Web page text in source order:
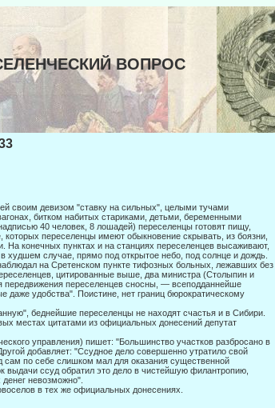
ВОПРОС
своим девизом "ставку на сильных", целыми тучами
битком набитых стариками, детьми, беременными
40 человек, 8 лошадей) переселенцы готовят пищу,
переселенцы имеют обыкновение скрывать, из боязни,
На конечных пунктах и на станциях переселенцев высаживают,
худшем случае, прямо под открытое небо, под солнце и дождь.
на Сретенском пункте тифозных больных, лежавших без
цитированные выше, два министра (Столыпин и
переселенцев сносны, — всеподданнейше
удобства". Поистине, нет границ бюрократическому
беднейшие пересе­ленцы не находят счастья и в Сибири.
местах цитатами из официальных донесений депутат
управления) пишет: "Большинство участков разбросано в
добавляет: "Ссудное дело совершенно утратило свой
сам по себе слишком мал для оказания существен­ной
выдачи ссуд обратил это дело в чистейшую филантропию,
невозможно".
в тех же официаль­ных донесениях.